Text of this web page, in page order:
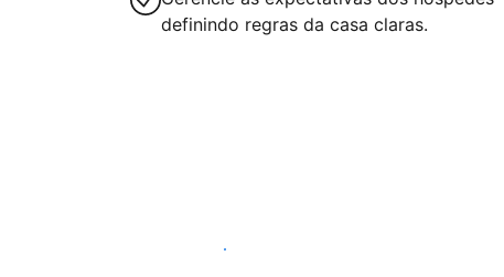
definindo regras da casa claras.
Anunciar conosco